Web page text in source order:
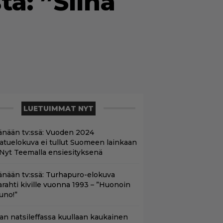
LUETUIMMAT NYT
tv:ssä: Vuoden 2024
ei tullut Suomeen lainkaan
Teemalla ensiesityksenä
tv:ssä: Turhapuro-elokuva
kiville vuonna 1993 – ”Huonoin
natsileffassa kuullaan kaukainen